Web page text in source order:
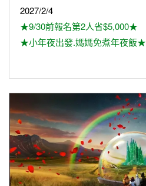
2027/2/4
★9/30前報名第2人省$5,000★
★小年夜出發.媽媽免煮年夜飯★